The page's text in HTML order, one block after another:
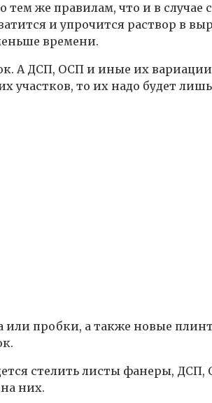
тем же правилам, что и в
и упрочится раствор в
времени.
А ДСП, ОСП и иные их
то их надо будет
пробки, а также новые
стелить листы фанеры,
них.